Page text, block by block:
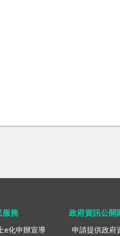
服務
e化申辦宣導
政府資訊公開
申請提供政府